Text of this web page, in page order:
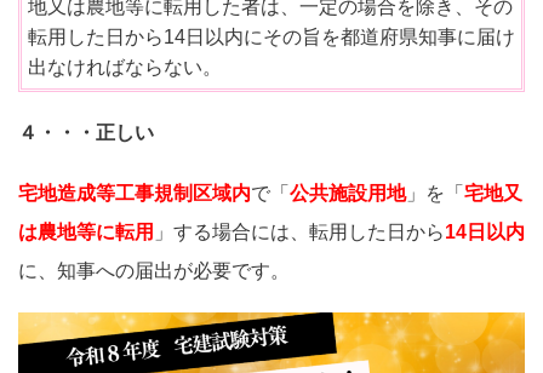
地又は農地等に転用した者は、一定の場合を除き、その
転用した日から14日以内にその旨を都道府県知事に届け
出なければならない。
４・・・正しい
宅地造成等工事規制区域内で「 公共施設用地」を「 宅地又
は農地等に転用 」する場合には、転用した日から14日以内
に、知事への届出が必要です。